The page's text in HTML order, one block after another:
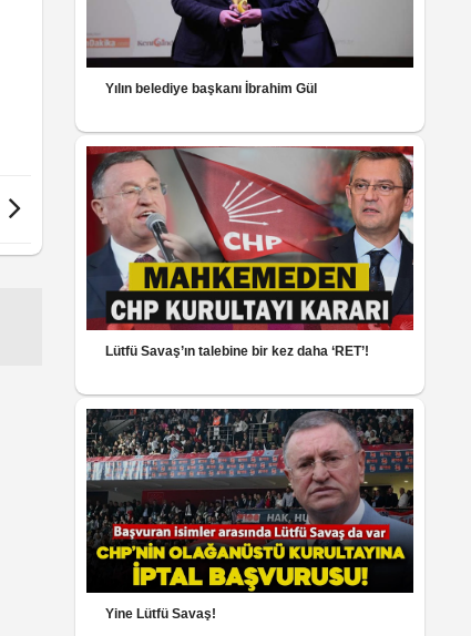
Yılın belediye başkanı İbrahim Gül
Lütfü Savaş’ın talebine bir kez daha ‘RET’!
Yine Lütfü Savaş!